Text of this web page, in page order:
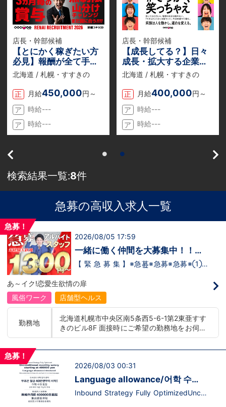
店長・幹部候補
【とにかく稼ぎたい方
必見】報酬が全て手取
りでもらえる『業務委
託』のお仕事説明会を
随時開催中！
北海道 / 札幌・すすきの
正 月給450,000円～
ア
時給---
ア
時給---
店長・幹部候補
【成長してる？】日々
成長・拡大する企業
『恋愛グループ』でチ
ャンスを掴め。若くて
も得られる収入と役
職！
北海道 / 札幌・すすきの
正 月給400,000円～
ア
時給---
ア
時給---
検索結果一覧:8件
急募の高収入求人一覧
急募！
2026/08/05 17:59
一緒に働く仲間を大募集中！！
【アルバイト・送迎ドライバー急
【 緊 急 募 集 】※急募※急募※急募※①ス
バー！店舗間5分程度お客様を送迎するだ
け！時給：①1,300円～②1,100円～勤務
時間：①早番：8:00～18:00 （食事休憩
あり：実働9時間） 遅番：16:00～翌
日祝日の日中(9時～16時位まで)、平日夜
(夕方～24時位まで)※ご希望があれば、そ
の他のシフト調整も可能です。お気軽にご
であればOK！②ご自身の車持ち込み
用時は時給変動あり）「今すぐ稼ぎた
い！」「業界に興味はあるけどちょっと不
安...」「運転が好き！」という方、大歓
迎！スピード採用中につき、ご応募はお急
あ～イク!恋愛生欲情の扉
風俗ワーク
店舗型ヘルス
勤務地
北海道札幌市中央区南5条西5-6-1第2東亜すす
きのビル8F 面接時にご希望の勤務地をお伺い
し、配属店舗を決定いたします。 入社後の転
■横浜エリア：神奈川県横浜市中区 ・京急線
黄金町駅、日ノ出町駅 ・市営地下鉄阪東橋
駅、伊勢佐木長者町駅 ・JR横浜線関内駅 ■札
幌エリア：北海道札幌市 地下鉄南北線すすき
急募！
2026/08/03 00:31
Language allowance/어학 수
당 도입/推出語言津貼
Inbound Strategy Fully OptimizedUncon